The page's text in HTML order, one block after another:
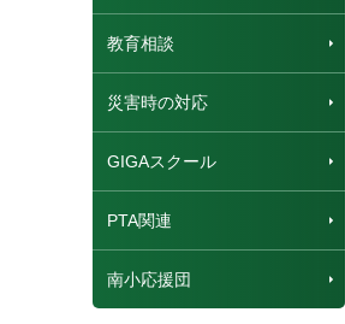
教育相談
災害時の対応
GIGAスクール
PTA関連
南小応援団